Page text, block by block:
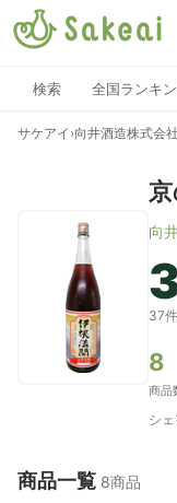
検索 全国ランキ
サケアイ ›向井酒造株式会社
向
37
8
商品
シェ
商品一覧 8商品